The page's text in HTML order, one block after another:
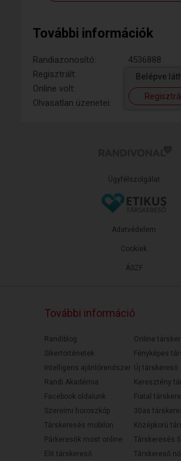
További információk
Randiazonosító:
4536888
Regisztrált:
Online volt:
Olvasatlan üzenetei:
Belépve
Ügyfélszolgálat
ÁSZF
Adatvédelem
Cookiek
További információ
Randiblog
Sikertörténetek
Intelligens ajánlórendszer
Randi Akadémia
Facebook oldalunk
Szerelmi horoszkóp
Társkeresés mobilon
Párkeresők most online
Elit társkereső
Online
Fényképes
Új társkereső
Keresztény
Fiatal
30as
Középkorú
Társkeresés
Társkereső